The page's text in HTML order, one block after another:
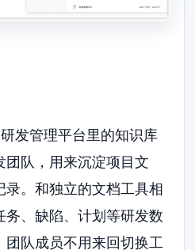
发管理平台里的知识库
团队，用来沉淀项目文
录。和独立的文档工具相
务、缺陷、计划等研发数
队成员不用来回切换工